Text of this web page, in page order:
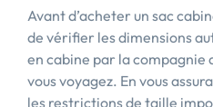
Avant d’acheter un sac
de vérifier les dimensions
en cabine par la compagnie
vous voyagez. En vous
les restrictions de taille